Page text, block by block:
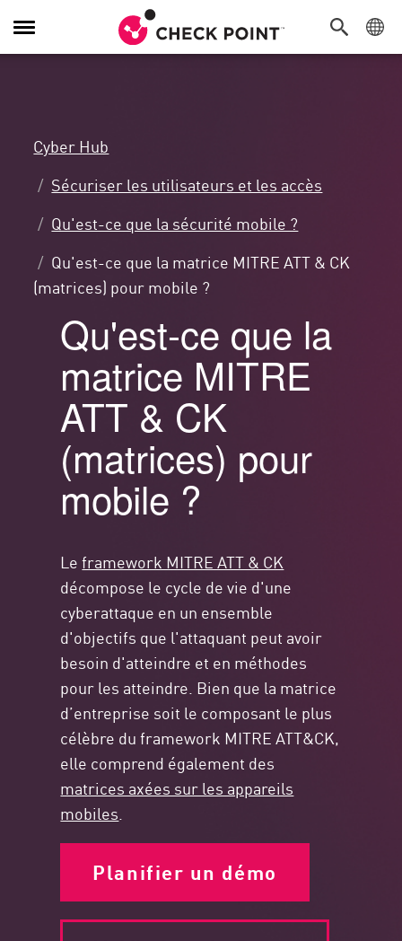
Navigation
dans
Cyber Hub
Sécuriser les utilisateurs et les accès
Qu'est-ce que la sécurité mobile ?
Qu'est-ce que la matrice MITRE ATT & CK
(matrices) pour mobile ?
Qu'est-ce que la
matrice MITRE
ATT & CK
(matrices) pour
mobile ?
Leframework MITRE ATT & CK
décompose le cycle de vie d'une
cyberattaque en un ensemble
d'objectifs que l'attaquant peut avoir
besoin d'atteindre et en méthodes
pour les atteindre. Bien que la matrice
d’entreprise soit le composant le plus
célèbre du framework MITRE ATT&CK,
elle comprend également des
matrices axées sur les appareils
mobiles.
Planifier un démo